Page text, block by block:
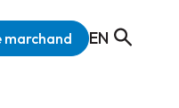
marchand EN